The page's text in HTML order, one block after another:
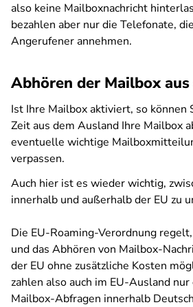
also keine Mailboxnachricht
bezahlen aber nur die Telefonate,
Angerufener annehmen.
Abhören der Mailbox
Ist Ihre Mailbox aktiviert, so können
Zeit aus dem Ausland Ihre Mailbox
eventuelle wichtige
verpassen.
Auch hier ist es wieder wichtig,
innerhalb und außerhalb der EU zu
Die EU-Roaming-Verordnung
und das Abhören von Mailbox-
der EU ohne zusätzliche Kosten
zahlen also auch im EU-Ausland
Mailbox-Abfragen innerhalb